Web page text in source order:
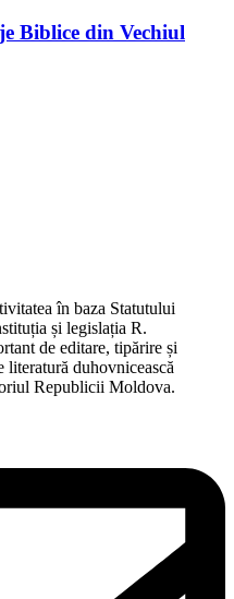
Biblice din Vechiul
în baza Statutului
și legislația R.
de editare, tipărire și
duhovnicească
Republicii Moldova.